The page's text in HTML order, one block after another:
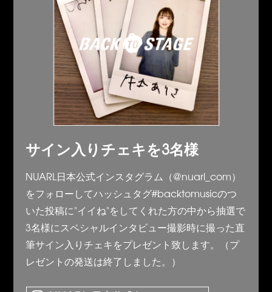
サイン入りチェキを3名様
NUARL日本公式インスタグラム（@nuarl_com）
をフォローしてハッシュタグ#backtomusicのつ
いた投稿に"イイね"をしてくれた方の中から抽選で
3名様にスペシャルインタビュー撮影時に撮った直
筆サイン入りチェキをプレゼント致します。（プ
レゼントの発送は終了しました。）